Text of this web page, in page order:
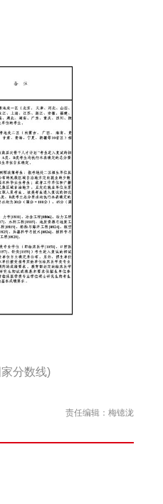
分数线)
责任编辑：梅镱泷